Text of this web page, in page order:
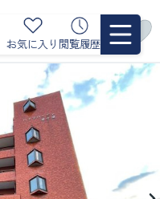
お気に入り 閲覧履歴